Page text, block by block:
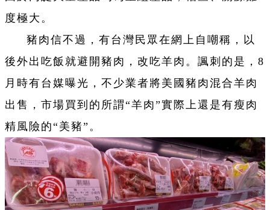
度極大。
豬肉信不過，有台灣民眾在網上自嘲稱，以
後外出吃飯就避開豬肉，改吃羊肉。諷刺的是，8
月時有台媒曝光，不少業者將美國豬肉混合羊肉
出售，市場買到的所謂“羊肉”實際上還是有瘦肉
精風險的“美豬”。